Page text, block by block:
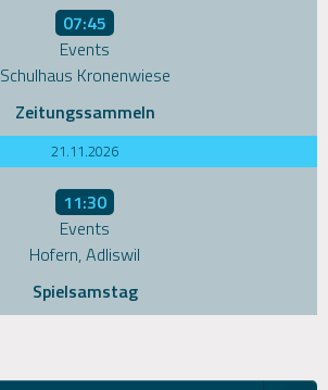
07:45
Events
Schulhaus Kronenwiese
Zeitungssammeln
21.11.2026
11:30
Events
Hofern, Adliswil
Spielsamstag